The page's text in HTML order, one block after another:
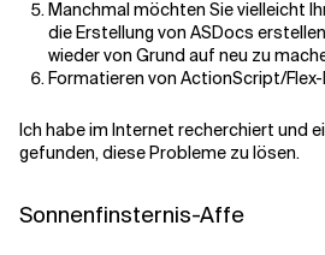
Verwandte Themen
Manchmal möchten Sie vielleicht
die Erstellung von ASDocs
wieder von Grund auf neu zu
Formatieren von ActionScript/
Ich habe im Internet recherchiert und
gefunden, diese Probleme zu lösen.
Sonnenfinsternis-Affe